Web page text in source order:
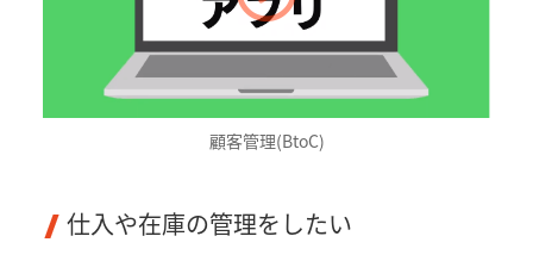
顧客管理(BtoC)
仕入や在庫の管理をしたい